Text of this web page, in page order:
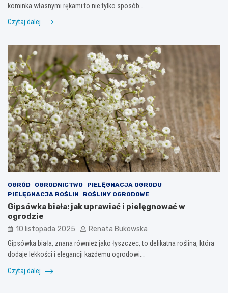
kominka własnymi rękami to nie tylko sposób…
Czytaj dalej
OGRÓD OGRODNICTWO
PIELĘGNACJA OGRODU
PIELĘGNACJA ROŚLIN
ROŚLINY OGRODOWE
Gipsówka biała: jak uprawiać i pielęgnować w
ogrodzie
10 listopada 2025 Renata Bukowska
Gipsówka biała, znana również jako łyszczec, to delikatna roślina, która
dodaje lekkości i elegancji każdemu ogrodowi.…
Czytaj dalej